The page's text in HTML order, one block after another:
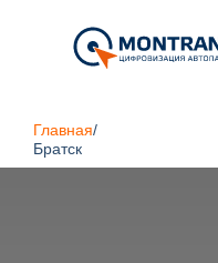
Главная/
Братск